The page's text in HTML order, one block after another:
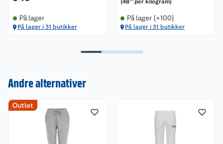
På lager
På lager i 31 butikker
(48 per kilogram)
På lager (+100)
På lager i 31 butikker
Andre alternativer
Outlet
Om oss
Kundeservice
Kontakt oss
Angre- og returrett